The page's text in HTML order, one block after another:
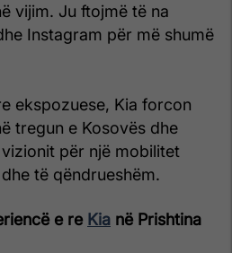
vijim. Ju ftojmë të na
Instagram për më shumë
ekspozuese, Kia forcon
tregun e Kosovës dhe
për një mobilitet
të qëndrueshëm.
e re Kia në Prishtina